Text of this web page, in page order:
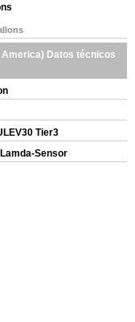
Datos técnicos
Tier3
Sensor